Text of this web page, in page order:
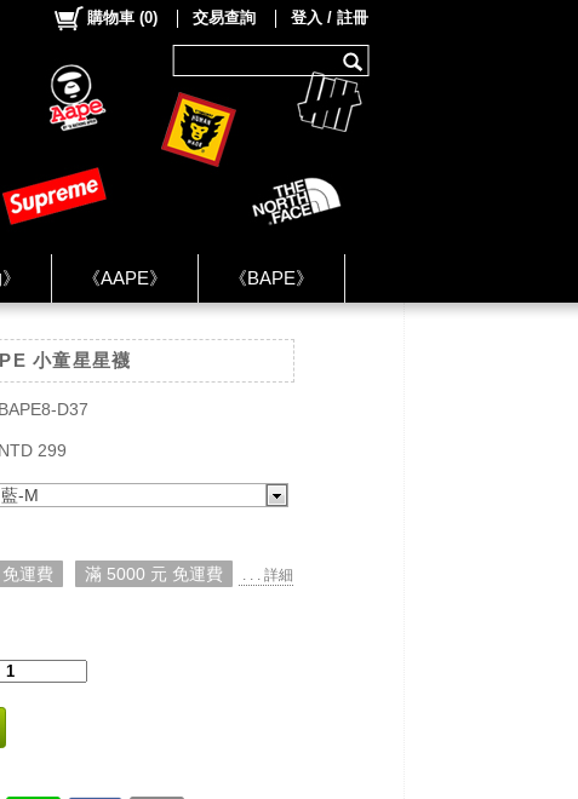
《AAPE》 《BAPE》
Group ★
購物車 (0) 交易查詢 登入 / 註冊
小童星星襪
BAPE8-D37
NTD 299
藍-M
運費 滿 5000 元 免運費
. . . 詳細